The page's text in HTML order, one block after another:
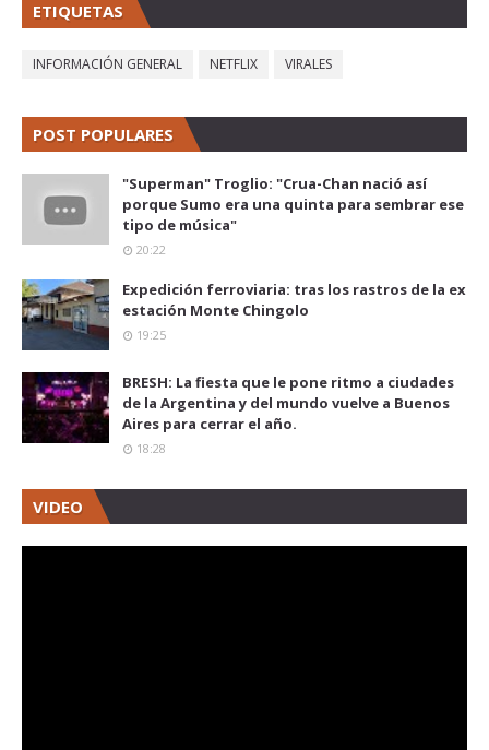
ETIQUETAS
INFORMACIÓN GENERAL NETFLIX VIRALES
POST POPULARES
"Superman" Troglio: "Crua-Chan nació así
porque Sumo era una quinta para sembrar ese
tipo de música"
20:22
Expedición ferroviaria: tras los rastros de la ex
estación Monte Chingolo
19:25
BRESH: La fiesta que le pone ritmo a ciudades
de la Argentina y del mundo vuelve a Buenos
Aires para cerrar el año.
18:28
VIDEO